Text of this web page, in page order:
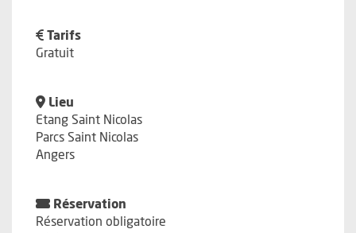
Tarifs
Gratuit
Lieu
Etang Saint Nicolas
Parcs Saint Nicolas
Angers
Réservation
Réservation obligatoire